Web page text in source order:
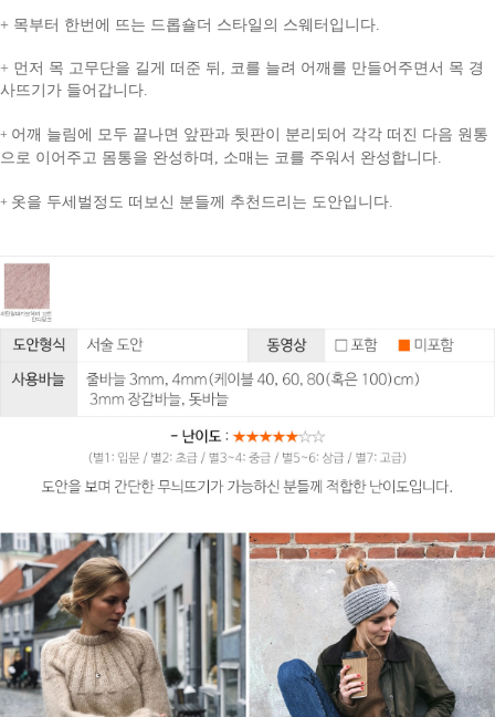
+ 목부터 한번에 뜨는 드롭숄더 스타일의 스웨터입니다.
+ 먼저 목 고무단을 길게 떠준 뒤, 코를 늘려 어깨를 만들어주면서 목 경
사뜨기가 들어갑니다.
+ 어깨 늘림에 모두 끝나면 앞판과 뒷판이 분리되어 각각 떠진 다음 원통
으로 이어주고 몸통을 완성하며, 소매는 코를 주워서 완성합니다.
+ 옷을 두세벌정도 떠보신 분들께 추천드리는 도안입니다.